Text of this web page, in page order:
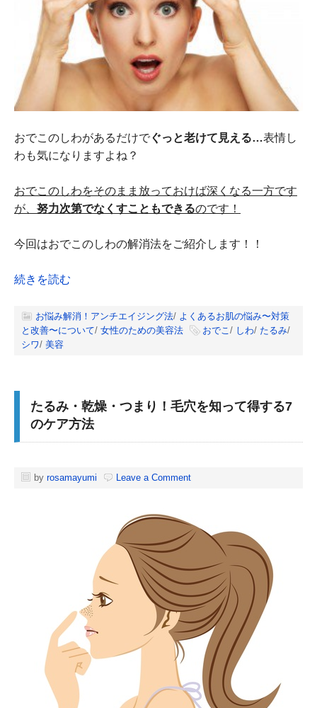
おでこのしわがあるだけでぐっと老けて見える…表情し
わも気になりますよね？
おでこのしわをそのまま放っておけば深くなる一方です
が、努力次第でなくすこともできるのです！
今回はおでこのしわの解消法をご紹介します！！
続きを読む
お悩み解消！アンチエイジング法/ よくあるお肌の悩み〜対策
と改善〜について/ 女性のための美容法 おでこ/ しわ/ たるみ/
シワ/ 美容
たるみ・乾燥・つまり！毛穴を知って得する7
のケア方法
by rosamayumi Leave a Comment